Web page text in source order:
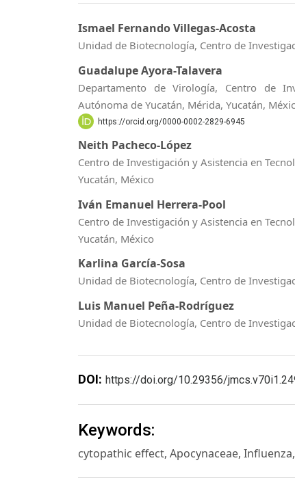
Ismael Fernando Villegas-Acosta
Unidad de Biotecnología, Centro de
Guadalupe Ayora-Talavera
Departamento de Virología, Centro de
Autónoma de Yucatán, Mérida, Yucatán,
https://orcid.org/0000-0002-2829-6945
Neith Pacheco-López
Centro de Investigación y Asistencia en
Yucatán, México
Iván Emanuel Herrera-Pool
Centro de Investigación y Asistencia en
Yucatán, México
Karlina García-Sosa
Unidad de Biotecnología, Centro de
Luis Manuel Peña-Rodríguez
Unidad de Biotecnología, Centro de
DOI: https://doi.org/10.29356/
Keywords:
cytopathic effect, Apocynaceae,